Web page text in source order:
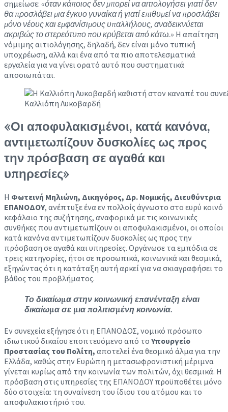
σημείωσε: «όταν κάποιος δεν μπορεί να αιτιολογήσει γιατί δεν
θα προσλάβει μια έγκυο γυναίκα ή γιατί επιθυμεί να προσλάβει
μόνο νέους και εμφανίσιμους υπαλλήλους, αναδεικνύεται
ακριβώς το στερεότυπο που κρύβεται από κάτω.» Η απαίτηση
νόμιμης αιτιολόγησης, δηλαδή, δεν είναι μόνο τυπική
υποχρέωση, αλλά και ένα από τα πιο αποτελεσματικά
εργαλεία για να γίνει ορατό αυτό που συστηματικά
αποσιωπάται.
Καλλιόπη Λυκοβαρδή
«Οι αποφυλακισμένοι, κατά κανόνα,
αντιμετωπίζουν δυσκολίες ως προς
την πρόσβαση σε αγαθά και
υπηρεσίες»
Η Φωτεινή Μηλιώνη, Δικηγόρος, Δρ. Νομικής, Διευθύντρια
ΕΠΑΝΟΔΟΥ, ανέπτυξε ένα εν πολλοίς άγνωστο στο ευρύ κοινό
κεφάλαιο της συζήτησης, αναφορικά με τις κοινωνικές
συνθήκες που αντιμετωπίζουν οι αποφυλακισμένοι, οι οποίοι
κατά κανόνα αντιμετωπίζουν δυσκολίες ως προς την
πρόσβαση σε αγαθά και υπηρεσίες. Οργάνωσε τα εμπόδια σε
τρεις κατηγορίες, ήτοι σε προσωπικά, κοινωνικά και θεσμικά,
εξηγώντας ότι η κατάταξη αυτή αρκεί για να σκιαγραφήσει το
βάθος του προβλήματος.
Το δικαίωμα στην κοινωνική επανένταξη είναι
δικαίωμα σε μια πολιτισμένη κοινωνία.
Εν συνεχεία εξήγησε ότι η ΕΠΑΝΟΔΟΣ, νομικό πρόσωπο
ιδιωτικού δικαίου εποπτευόμενο από το Υπουργείο
Προστασίας του Πολίτη, αποτελεί ένα θεσμικό άλμα για την
Ελλάδα, καθώς στην Ευρώπη η μετασωφρονιστική μέριμνα
γίνεται κυρίως από την κοινωνία των πολιτών, όχι θεσμικά. Η
πρόσβαση στις υπηρεσίες της ΕΠΑΝΟΔΟΥ προϋποθέτει μόνο
δύο στοιχεία: τη συναίνεση του ίδιου του ατόμου και το
αποφυλακιστήριό του.